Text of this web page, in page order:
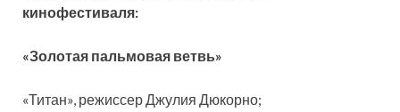
кинофестиваля:
«Золотая пальмовая ветвь»
«Титан», режиссер Джулия Дюкорно;